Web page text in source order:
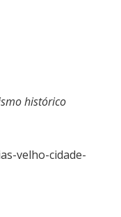
histórico
velho-cidade-